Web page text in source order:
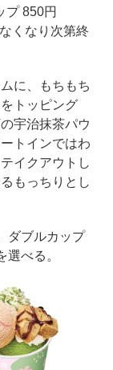
プ 850円
くなり次第終
に、もちもち
トッピング
宇治抹茶パウ
トインではわ
イクアウトし
もっちりとし
ダブルカップ
べる。